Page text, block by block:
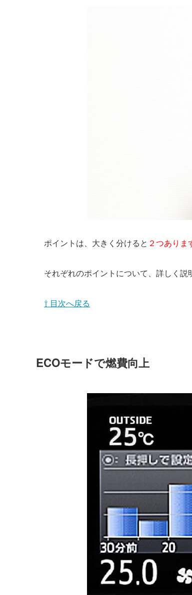
ポイントは、大きく分けると ２つありま
それぞれのポイントについて、詳しく説
⇧ 目次へ戻る
ECOモードで燃費向上